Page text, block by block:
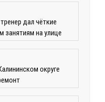
дал чёткие
занятиям на улице
округе